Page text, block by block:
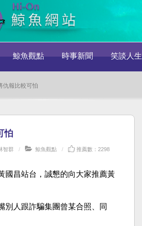
鯨魚觀點 時事新聞 笑談人生
仇報比較可怕
怕
智群 鯨魚觀點 推薦數：2298
國昌站台，誠懇的向大家推薦黃
別人跟詐騙集團曾某合照、同